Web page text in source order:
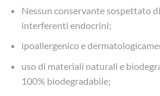
Nessun conservante sospettato
interferenti endocrini;
ipoallergenico e
uso di materiali naturali e
100% biodegradabile;